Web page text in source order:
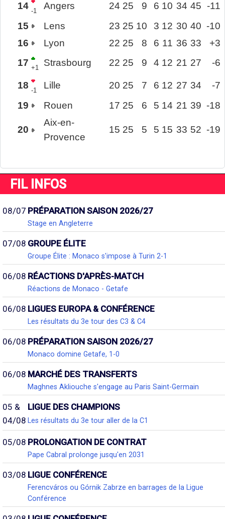
14 -1 Angers 24 25 9 6 10 34 45 -11
15
Lens 23 25 10 3 12 30 40 -10
16
Lyon 22 25 8 6 11 36 33
+3
17 +1 Strasbourg 22 25 9 4 12 21 27 -6
18 -1 Lille 20 25 7 6 12 27 34
-7
19
Rouen 17 25 6 5 14 21 39 -18
20
Aix-en-
Provence
15 25 5 5 15 33 52 -19
FIL INFOS
08/07 PRÉPARATION SAISON 2026/27
Stage en Angleterre
07/08 GROUPE ÉLITE
Groupe Élite : Monaco s'impose à Turin 2-1
06/08 RÉACTIONS D'APRÈS-MATCH
Réactions de Monaco - Getafe
06/08 LIGUES EUROPA & CONFÉRENCE
Les résultats du 3e tour des C3 & C4
06/08 PRÉPARATION SAISON 2026/27
Monaco domine Getafe, 1-0
06/08 MARCHÉ DES TRANSFERTS
Maghnes Akliouche s'engage au Paris Saint-Germain
05 &
04/08
LIGUE DES CHAMPIONS
Les résultats du 3e tour aller de la C1
05/08 PROLONGATION DE CONTRAT
Pape Cabral prolonge jusqu'en 2031
03/08 LIGUE CONFÉRENCE
Ferencváros ou Górnik Zabrze en barrages de la Ligue
Conférence